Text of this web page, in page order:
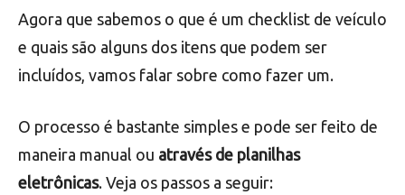
Como fazer um checklist do
veículo
Agora que sabemos o que é um checklist de veículo
e quais são alguns dos itens que podem ser
incluídos, vamos falar sobre como fazer um.